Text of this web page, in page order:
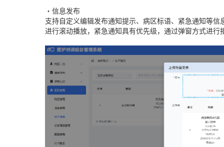
•信息发布
支持自定义编辑发布通知提示、病区标语、紧急通知等
进行滚动播放，紧急通知具有优先级，通过弹窗方式进行